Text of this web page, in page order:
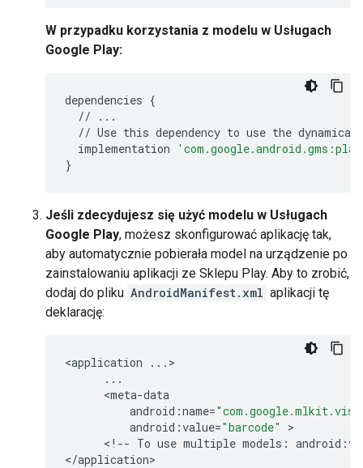
W przypadku korzystania z modelu w Usługach
Google Play:
dependencies {
//
...
// Use this dependency to use the
implementation
}
Jeśli zdecydujesz się użyć modelu w Usługach
Google Play, możesz skonfigurować aplikację tak,
aby automatycznie pobierała model na urządzenie po
zainstalowaniu aplikacji ze Sklepu Play. Aby to zrobić,
dodaj do pliku AndroidManifest.xml aplikacji tę
deklarację:
<application ... >
...
      <
meta-data
android :name=
android :value="barcode"
>
      <
! -- To use multiple models : android :
</application